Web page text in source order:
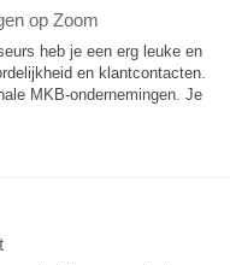
op Zoom
heb je een erg leuke en
en klantcontacten.
MKB-ondernemingen. Je